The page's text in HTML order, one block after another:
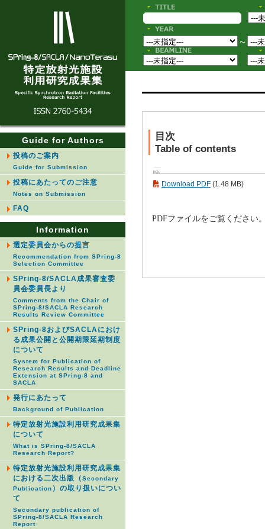
Guide for Authors
投稿のご案内
Guide for Submission
投稿にあたってのご注意
Notes on Submission
FAQ
Information
選定委員会からの提言
Recommendation from SPring-8
Selection Committee
SPring-8/SACLA成果審査委
員会委員長より
Comments from the Chair of
SPring-8/SACLA Research
Results Review Committee
SPring-8およびSACLAにおけ
る成果公開と公開期限延期制度
について
System for Publication of
Research Results and Deadline
Extension at SPring-8 and
SACLA
発行にあたって
Background of Publication
特定放射光施設利用研究成果集
について
What is SPring-8/SACLA
Research Report?
特定放射光施設利用研究成果集
における二次出版（Secondary
Publication ）の取り扱いについ
て
Secondary publication of
SPring-8/SACLA Research
Report
〜
目次
Table of contents
Download PDF (1.48 MB)
PDFファイルをご覧ください